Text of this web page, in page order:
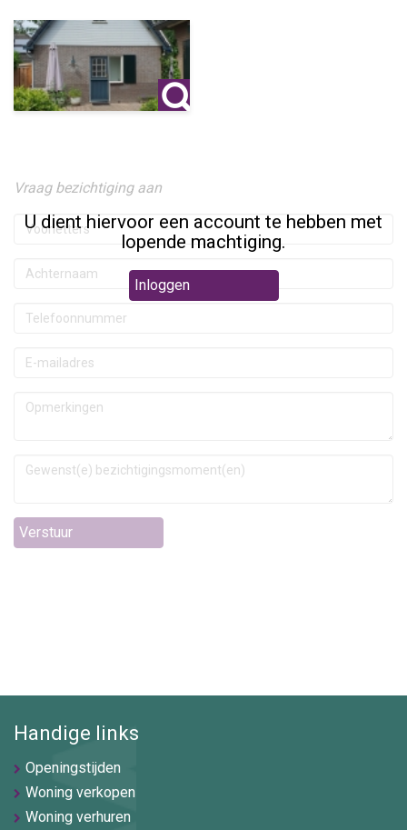
U dient hiervoor een account te hebben met
lopende machtiging.
Inloggen
Vraag bezichtiging aan
Verstuur
Handige links
Openingstijden
Woning verkopen
Woning verhuren